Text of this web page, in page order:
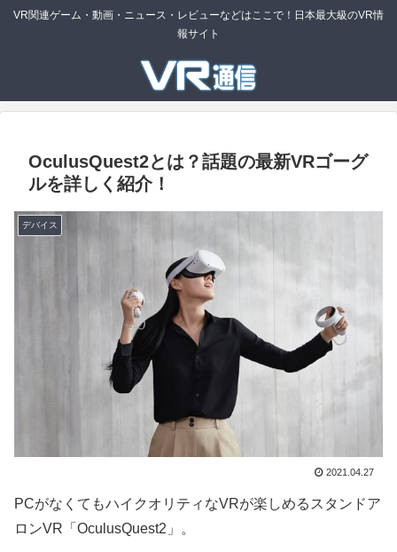
VR関連ゲーム・動画・ニュース・レビューなどはここで！日本最大級のVR情
報サイト
OculusQuest2とは？話題の最新VRゴーグ
ルを詳しく紹介！
デバイス
2021.04.27
PCがなくてもハイクオリティなVRが楽しめるスタンドア
ロンVR「OculusQuest2」。